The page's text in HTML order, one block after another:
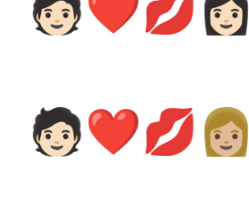
🧑🏻‍❤️‍💋‍👩🏻
🧑🏻‍❤️‍💋‍👩🏼